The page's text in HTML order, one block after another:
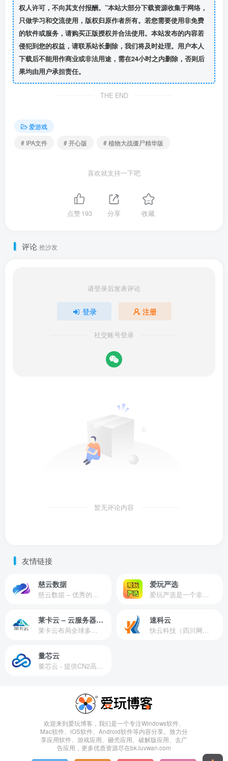
权人许可，不向其支付报酬。”本站大部分下载资源收集于网络，
只做学习和交流使用，版权归原作者所有。若您需要使用非免费
的软件或服务，请购买正版授权并合法使用。本站发布的内容若
侵犯到您的权益，请联系站长删除，我们将及时处理。用户本人
下载后不能用作商业或非法用途，需在24小时之内删除，否则后
果均由用户承担责任。
THE END
爱游戏
# IPA文件
# 开心版 # 植物大战僵尸精华版
喜欢就支持一下吧
点赞193 分享 收藏
评论 抢沙发
请登录后发表评论
登录 注册
社交账号登录
暂无评论内容
友情链接
慈云数据
慈云数据 – 优秀的云服务器服务商，提供最具有性价比的产品。慈云数据是开发者必不可少的良心云
爱玩严选
爱玩严选是一个非常有保障且性价比极高的虚拟商城，包括但不限于苹果证书、技术指导、会员充值等多种虚拟服务！
莱卡云 – 云服务器提供商
莱卡云布局全球多个地理区域。提供服务有：境外云服务器、国内云服务器、独立服务器、服务器托管、CDN、SSL证书、游戏服务器等业务。
速科云
快云科技（四川网联快云科技有限公司）成立于2021年，主营互联网业务平台服务提供商。公司专注为用户提供低价高性能云计算产品，致力于云计算应用的易用性开发，并引导云计算在国内普及
量芯云
量芯云 - 提供CN2高速香港美国云服务器&专业高防服务器租用等云服务器供应商
欢迎来到爱玩博客，我们是一个专注Windows软件、
Mac软件、iOS软件、Android软件等内容分享。致力分
享应用软件、游戏应用、砸壳应用、破解版应用、去广
告应用，更多优质资源尽在bk.luvwan.com